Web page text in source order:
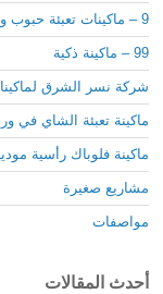
9 – ماكينات تعبئة حبوب و حبيبات و بودر شديد النعومة
99 – ماكينة ذكية
شركة نسر الشرق
ماكينة تعبئة الشاي في
ماكينة فلوباك رأسية موديل
مشاريع صغيرة
مواصفات
أحدث المقالات